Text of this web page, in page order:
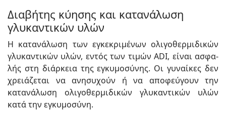
Διαβήτης κύησης και κατανάλωση
γλυκαντικών υλών
Η κατανάλωση των εγκεκριμένων ολιγοθερμιδικών
γλυκαντικών υλών, εντός των τιμών ADI, είναι ασφα­
λής στη διάρκεια της εγκυμοσύνης. Οι γυναίκες δεν
χρειάζεται να ανησυχούν ή να απο­φεύγουν την
κατανάλωση ολιγοθερμιδικών γλυκα­ντικών υλών
κατά την εγκυμοσύνη.